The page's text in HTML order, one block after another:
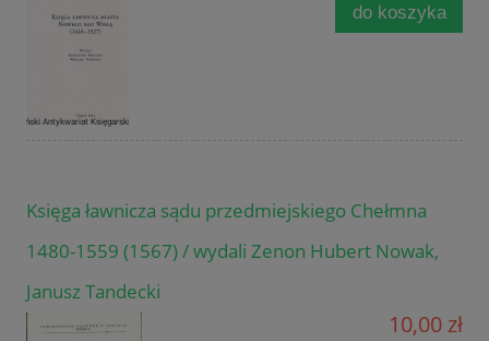
do koszyka
Księga ławnicza sądu przedmiejskiego Chełmna
1480-1559 (1567) / wydali Zenon Hubert Nowak,
Janusz Tandecki
10,00 zł